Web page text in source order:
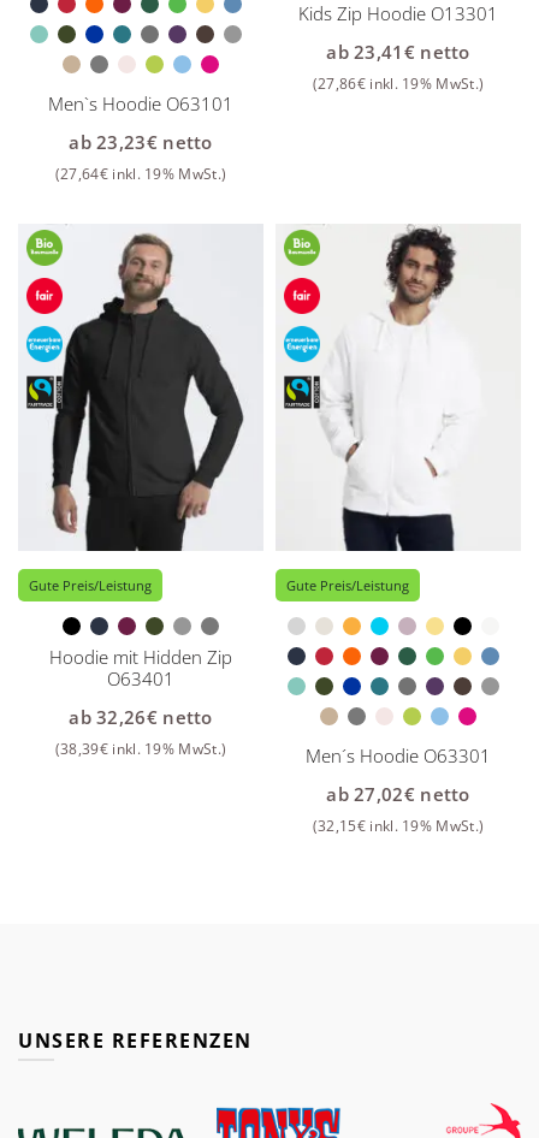
Men`s Hoodie O63101
ab23,23€netto
(27,64€ inkl. 19% MwSt.)
Kids Zip Hoodie O13301
ab23,41 €netto
(27,86€ inkl. 19% MwSt.)
Gute Preis/Leistung
Hoodie mit Hidden Zip
O63401
ab32,26€netto
(38,39€ inkl. 19% MwSt.)
Gute Preis/Leistung
Men´s Hoodie O63301
ab27,02€netto
(32,15€ inkl. 19% MwSt.)
UNSERE REFERENZEN